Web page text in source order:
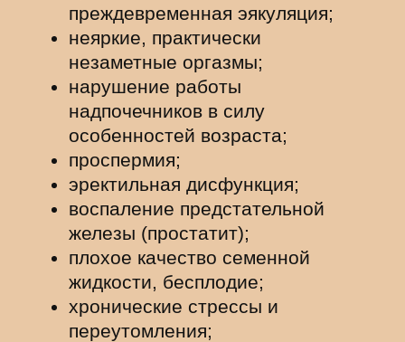
преждевременная эякуляция;
неяркие, практически
незаметные оргазмы;
нарушение работы
надпочечников в силу
особенностей возраста;
проспермия;
эректильная дисфункция;
воспаление предстательной
железы (простатит);
плохое качество семенной
жидкости, бесплодие;
хронические стрессы и
переутомления;